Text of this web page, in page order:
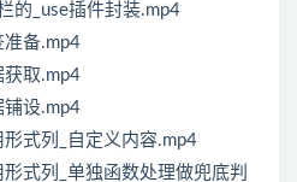
的_use插件封装.mp4
准备.mp4
获取.mp4
铺设.mp4
形式列_自定义内容.mp4
形式列_单独函数处理做兜底判